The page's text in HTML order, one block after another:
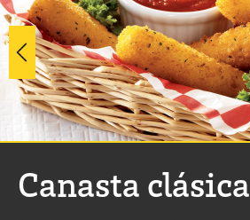
Canasta clásica